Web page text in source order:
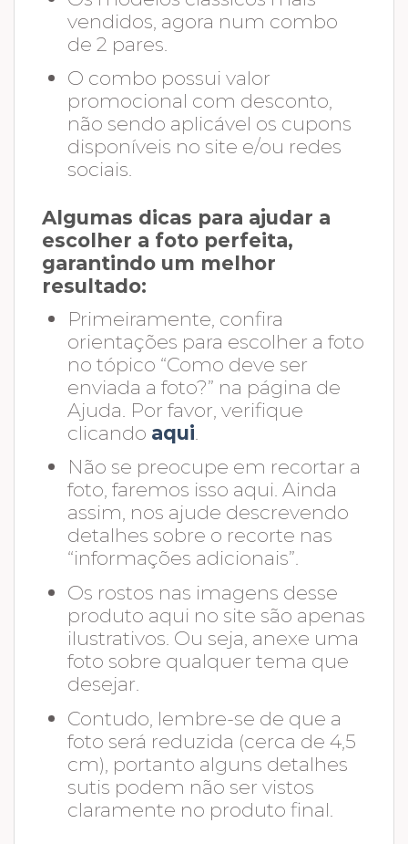
vendidos, agora num combo
de 2 pares.
O combo possui valor
promocional com desconto,
não sendo aplicável os cupons
disponíveis no site e/ou redes
sociais.
Algumas dicas para ajudar a
escolher a foto perfeita,
garantindo um melhor
resultado:
Primeiramente, confira
orientações para escolher a foto
no tópico “Como deve ser
enviada a foto?” na página de
Ajuda. Por favor, verifique
clicando aqui
Não se preocupe em recortar a
foto, faremos isso aqui. Ainda
assim, nos ajude descrevendo
detalhes sobre o recorte nas
“informações adicionais”.
Os rostos nas imagens desse
produto aqui no site são apenas
ilustrativos. Ou seja, anexe uma
foto sobre qualquer tema que
desejar.
Contudo, lembre-se de que a
foto será reduzida (cerca de 4,5
cm), portanto alguns detalhes
sutis podem não ser vistos
claramente no produto final.